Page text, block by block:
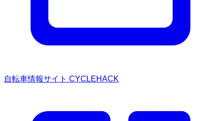
自転車情報サイト CYCLEHACK